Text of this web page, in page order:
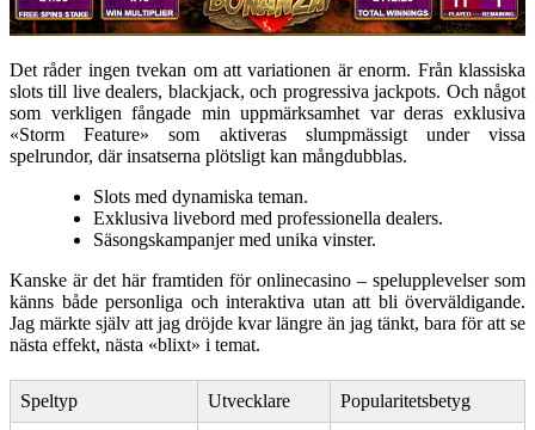
Det råder ingen tvekan om att variationen är enorm. Från klassiska
slots till live dealers, blackjack, och progressiva jackpots. Och något
som verkligen fångade min uppmärksamhet var deras exklusiva
«Storm Feature» som aktiveras slumpmässigt under vissa
spelrundor, där insatserna plötsligt kan mångdubblas.
Slots med dynamiska teman.
Exklusiva livebord med professionella dealers.
Säsongskampanjer med unika vinster.
Kanske är det här framtiden för onlinecasino – spelupplevelser som
känns både personliga och interaktiva utan att bli överväldigande.
Jag märkte själv att jag dröjde kvar längre än jag tänkt, bara för att se
nästa effekt, nästa «blixt» i temat.
Speltyp Utvecklare Popularitetsbetyg